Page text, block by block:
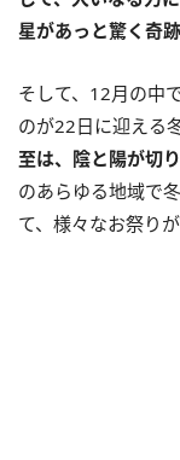
星があっと驚く奇
そして、12月の中
のが22日に迎える
至は、陰と陽が切
のあらゆる地域で
て、様々なお祭り